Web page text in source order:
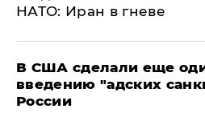
НАТО: Иран в гневе
В США сделали еще
введению "адских
России